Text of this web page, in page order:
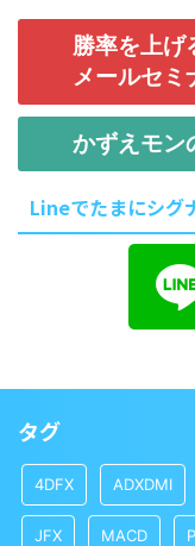
勝率を上げ
メールセミ
かずえモン
Lineでたまにシグ
タグ
4DFX ADXDMI
JFX MACD